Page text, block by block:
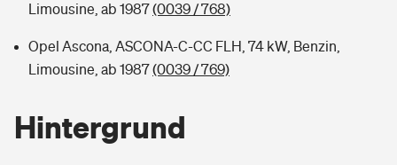
Limousine, ab 1987(0039 / 768)
Opel Ascona, ASCONA-C-CC FLH, 74 kW, Benzin,
Limousine, ab 1987(0039 / 769)
Hintergrund